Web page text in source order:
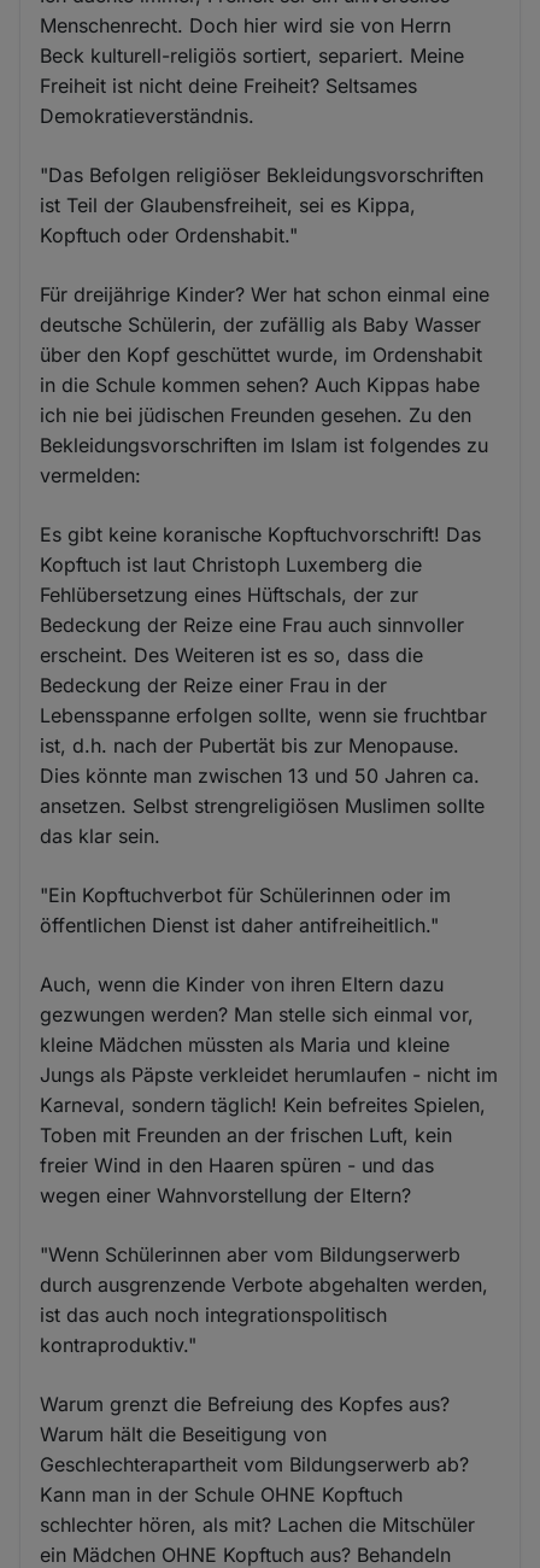
Menschenrecht. Doch hier wird sie von Herrn
Beck kulturell-religiös sortiert, separiert. Meine
Freiheit ist nicht deine Freiheit? Seltsames
Demokratieverständnis.
"Das Befolgen religiöser Bekleidungsvorschriften
ist Teil der Glaubensfreiheit, sei es Kippa,
Kopftuch oder Ordenshabit."
Für dreijährige Kinder? Wer hat schon einmal eine
deutsche Schülerin, der zufällig als Baby Wasser
über den Kopf geschüttet wurde, im Ordenshabit
in die Schule kommen sehen? Auch Kippas habe
ich nie bei jüdischen Freunden gesehen. Zu den
Bekleidungsvorschriften im Islam ist folgendes zu
vermelden:
Es gibt keine koranische Kopftuchvorschrift! Das
Kopftuch ist laut Christoph Luxemberg die
Fehlübersetzung eines Hüftschals, der zur
Bedeckung der Reize eine Frau auch sinnvoller
erscheint. Des Weiteren ist es so, dass die
Bedeckung der Reize einer Frau in der
Lebensspanne erfolgen sollte, wenn sie fruchtbar
ist, d.h. nach der Pubertät bis zur Menopause.
Dies könnte man zwischen 13 und 50 Jahren ca.
ansetzen. Selbst strengreligiösen Muslimen sollte
das klar sein.
"Ein Kopftuchverbot für Schülerinnen oder im
öffentlichen Dienst ist daher antifreiheitlich."
Auch, wenn die Kinder von ihren Eltern dazu
gezwungen werden? Man stelle sich einmal vor,
kleine Mädchen müssten als Maria und kleine
Jungs als Päpste verkleidet herumlaufen - nicht im
Karneval, sondern täglich! Kein befreites Spielen,
Toben mit Freunden an der frischen Luft, kein
freier Wind in den Haaren spüren - und das
wegen einer Wahnvorstellung der Eltern?
"Wenn Schülerinnen aber vom Bildungserwerb
durch ausgrenzende Verbote abgehalten werden,
ist das auch noch integrationspolitisch
kontraproduktiv."
Warum grenzt die Befreiung des Kopfes aus?
Warum hält die Beseitigung von
Geschlechterapartheit vom Bildungserwerb ab?
Kann man in der Schule OHNE Kopftuch
schlechter hören, als mit? Lachen die Mitschüler
ein Mädchen OHNE Kopftuch aus? Behandeln